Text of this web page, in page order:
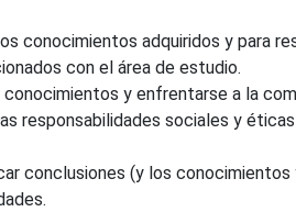
conocimientos adquiridos y para
con el área de estudio.
y enfrentarse a la
responsabilidades sociales y
conclusiones (y los